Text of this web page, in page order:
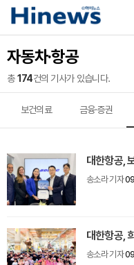
자동차·항공
총174건의 기사가 있습니다.
보건의료 금융·증권
대한항공,
송소라 기자
대한항공,
송소라 기자